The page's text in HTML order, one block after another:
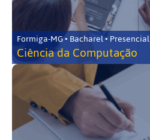
Formiga-MG • Bacharel • Presencial
Ciência da Computação